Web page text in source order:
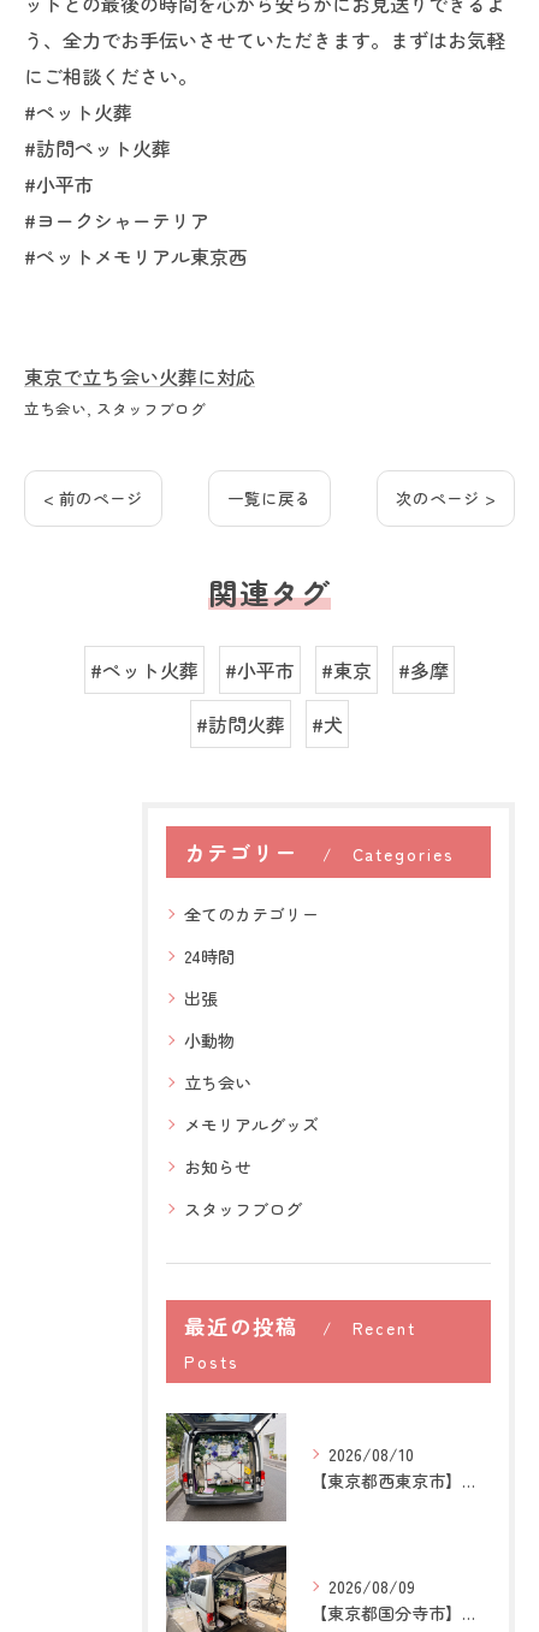
う、全力でお手伝いさせていただきます。まずはお気軽
にご相談ください。
#ペット火葬
#訪問ペット火葬
#小平市
#ヨークシャーテリア
#ペットメモリアル東京西
東京で立ち会い火葬に対応
立ち会い スタッフブログ
< 前のページ 一覧に戻る 次のページ >
関連タグ
#ペット火葬 #小平市 #東京
#多摩
#訪問火葬
#犬
カテゴリー Categories
全てのカテゴリー
24時間
出張
小動物
立ち会い
メモリアルグッズ
お知らせ
スタッフブログ
最近の投稿
Recent
Posts
2026/08/10
【東京都西東京市】猫の訪問ペット火葬｜ごはんを用意する時間に...
2026/08/09
【東京都国分寺市】猫の訪問ペット火葬｜煙や遺骨への不安を残さ...